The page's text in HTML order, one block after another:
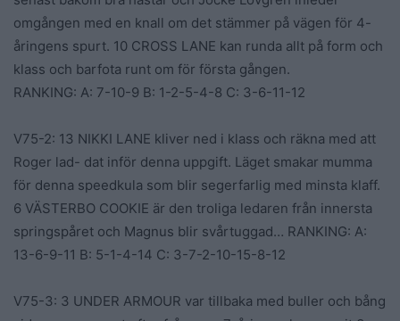
omgången med en knall om det stämmer på vägen för 4-
åringens spurt. 10 CROSS LANE kan runda allt på form och
klass och barfota runt om för första gången.
RANKING: A: 7-10-9 B: 1-2-5-4-8 C: 3-6-11-12
V75-2: 13 NIKKI LANE kliver ned i klass och räkna med att
Roger lad- dat inför denna uppgift. Läget smakar mumma
för denna speedkula som blir segerfarlig med minsta klaff.
6 VÄSTERBO COOKIE är den troliga ledaren från innersta
springspåret och Magnus blir svårtuggad… RANKING: A:
13-6-9-11 B: 5-1-4-14 C: 3-7-2-10-15-8-12
V75-3: 3 UNDER ARMOUR var tillbaka med buller och bång